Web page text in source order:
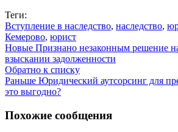
Теги:
Вступление в наследство, наследство,
Кемерово, юрист
Новые Признано незаконным решение
взыскании задолженности
Обратно к списку
Раньше Юридический аутсорсинг для
это выгодно?
Похожие сообщения